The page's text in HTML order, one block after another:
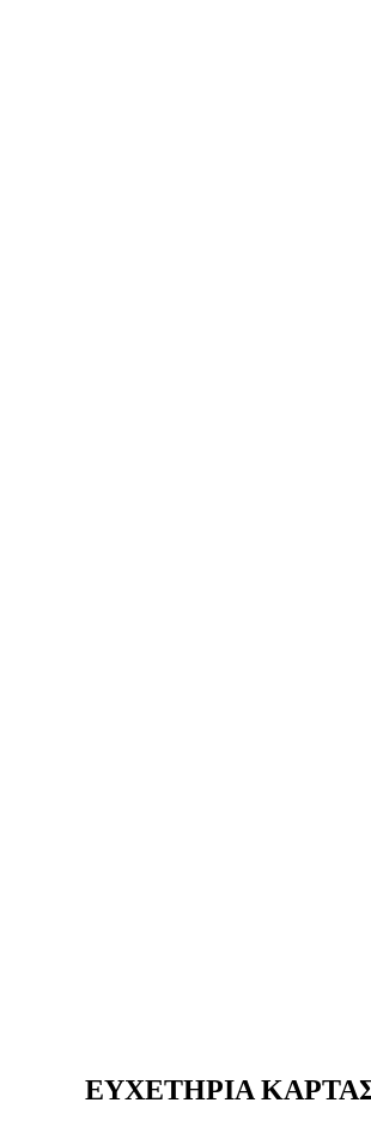
ΕΥΧΕΤΗΡΙΑ